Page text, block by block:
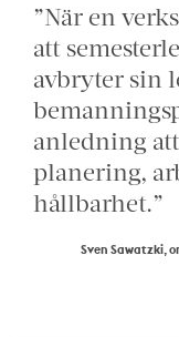
”När en
att
avbryter sin
anledning
planering,
hållbarhet.”
Sven Sawatzki,